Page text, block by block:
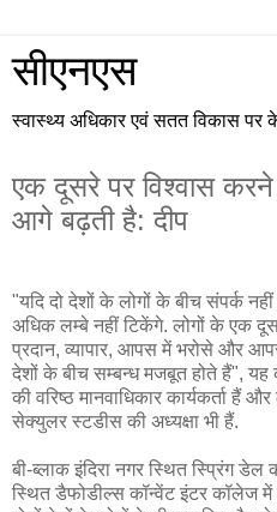
सीएनएस
स्वास्थ्य अधिकार एवं सतत विकास पर
एक दूसरे पर विश्वास करने
आगे बढ़ती है: दीप
"यदि दो देशों के लोगों के बीच संपर्क
अधिक लम्बे नहीं टिकेंगे. लोगों के एक
प्रदान, व्यापार, आपस में भरोसे और
देशों के बीच सम्बन्ध मजबूत होते हैं", यह
की वरिष्ठ मानवाधिकार कार्यकर्ता हैं
सेक्युलर स्टडीस की अध्यक्षा भी हैं.
बी-ब्लाक इंदिरा नगर स्थित स्प्रिंग
स्थित डैफोडील्स कॉन्वेंट इंटर कॉलेज में